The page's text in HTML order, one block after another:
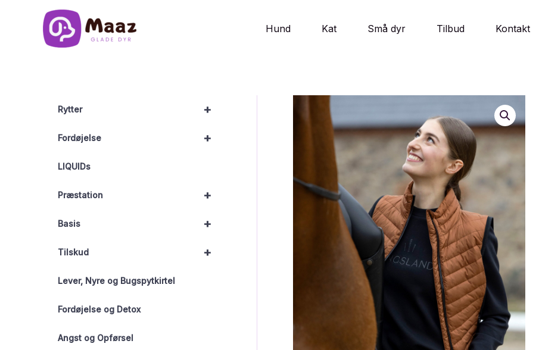
Hund Kat Små dyr Tilbud Kontakt
+
Rytter
+
Fordøjelse
LIQUIDs
+
Præstation
+
Basis
+
Tilskud
Lever, Nyre og Bugspytkirtel
Fordøjelse og Detox
Angst og Opførsel